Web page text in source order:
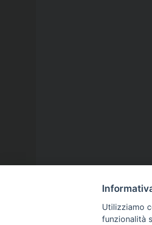
Utilizziamo
funzionalità